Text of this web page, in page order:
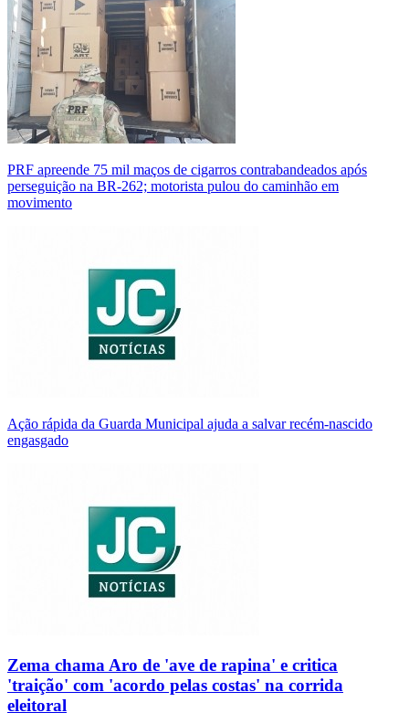
PRF apreende 75 mil maços de cigarros contrabandeados após
perseguição na BR-262; motorista pulou do caminhão em
movimento
Ação rápida da Guarda Municipal ajuda a salvar recém-nascido
engasgado
Zema chama Aro de 'ave de rapina' e critica
'traição' com 'acordo pelas costas' na corrida
eleitoral